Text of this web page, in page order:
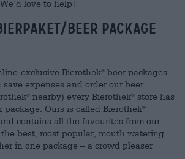
love to help!
beer package
exclusive Bierothek®
beer packages
save expenses and order our beer
® nearby) every Bierothek®
store has
package. Ours is called Bierothek®
contains all the favourites from our
best, most popular, mouth watering
in one package – a crowd pleaser